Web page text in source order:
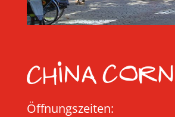
Öffnungszeiten: